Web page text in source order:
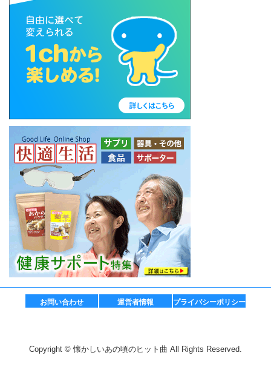
お問い合わせ 運営者情報 プライバシーポリシー
Copyright © 懐かしいあの頃のヒット曲 All Rights Reserved.